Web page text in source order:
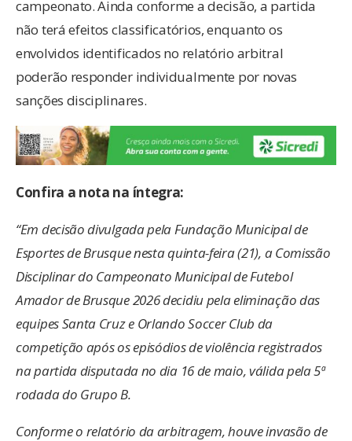
campeonato. Ainda conforme a decisão, a partida
não terá efeitos classificatórios, enquanto os
envolvidos identificados no relatório arbitral
poderão responder individualmente por novas
sanções disciplinares.
Confira a nota na íntegra:
“Em decisão divulgada pela Fundação Municipal de
Esportes de Brusque nesta quinta-feira (21), a Comissão
Disciplinar do Campeonato Municipal de Futebol
Amador de Brusque 2026 decidiu pela eliminação das
equipes Santa Cruz e Orlando Soccer Club da
competição após os episódios de violência registrados
na partida disputada no dia 16 de maio, válida pela 5ª
rodada do Grupo B.
Conforme o relatório da arbitragem, houve invasão de